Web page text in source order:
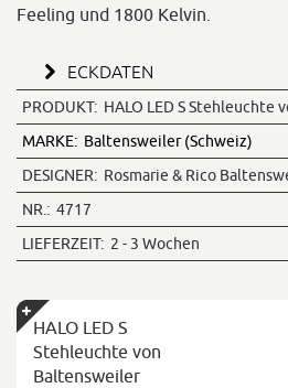
Feeling und 1800 Kelvin.
ECKDATEN
PRODUKT: HALO LED S Stehleuchte
MARKE: Baltensweiler (Schweiz)
DESIGNER: Rosmarie & Rico
NR.: 4717
LIEFERZEIT: 2 - 3 Wochen
HALO LED S
Stehleuchte von
Baltensweiler